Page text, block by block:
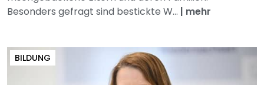
Besonders gefragt sind bestickte W... | mehr
BILDUNG